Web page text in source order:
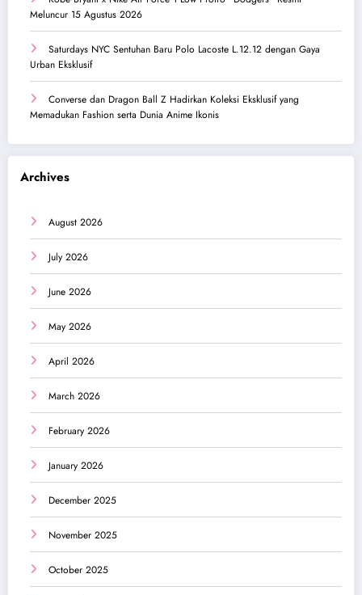
Meluncur 15 Agustus 2026
Saturdays NYC Sentuhan Baru Polo Lacoste L.12.12 dengan Gaya
Urban Eksklusif
Converse dan Dragon Ball Z Hadirkan Koleksi Eksklusif yang
Memadukan Fashion serta Dunia Anime Ikonis
Archives
August 2026
July 2026
June 2026
May 2026
April 2026
March 2026
February 2026
January 2026
December 2025
November 2025
October 2025